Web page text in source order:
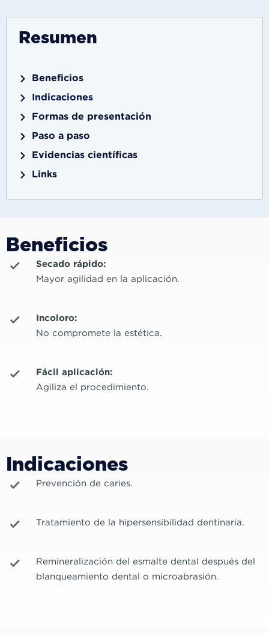
Resumen
Beneficios
Indicaciones
Formas de presentación
Paso a paso
Evidencias científicas
Links
Beneficios
Secado rápido:
Mayor agilidad en la aplicación.
Incoloro:
No compromete la estética.
Fácil aplicación:
Agiliza el procedimiento.
Indicaciones
Prevención de caries.
Tratamiento de la hipersensibilidad dentinaria.
Remineralización del esmalte dental después del
blanqueamiento dental o microabrasión.